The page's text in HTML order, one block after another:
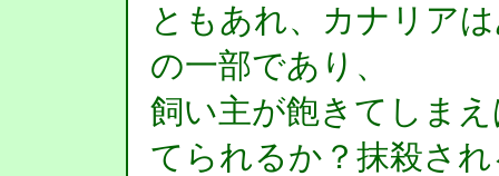
ともあれ、カナリア
の一部であり、
飼い主が飽きてしま
てられるか？抹殺さ